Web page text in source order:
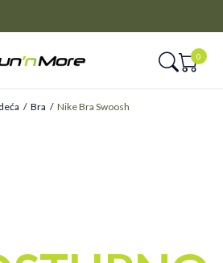
0
Bra Nike Bra Swoosh